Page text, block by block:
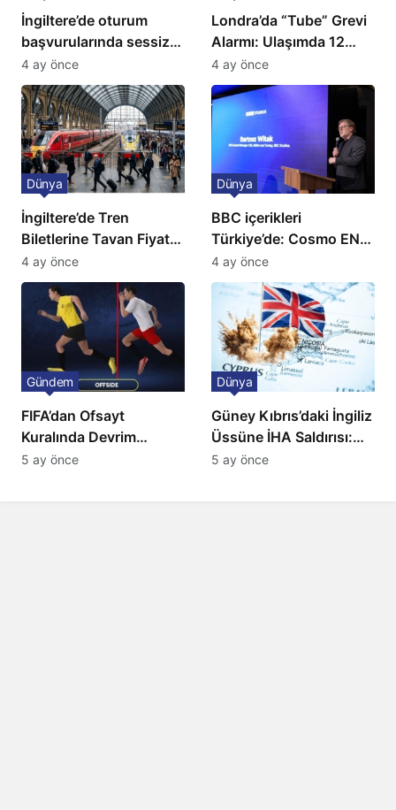
İngiltere’de oturum
başvurularında sessiz
kriz: Büyükelçilikten
açıklama!
4 ay önce
Londra’da “Tube” Grevi
Alarmı: Ulaşımda 12
Günlük Kaos Kapıda
4 ay önce
İngiltere’de Tren
Biletlerine Tavan Fiyat:
Ulaşımda Yeni
Düzenleme
Dünya
4 ay önce
BBC içerikleri
Türkiye’de: Cosmo EN
ve BBC Player yayında
Dünya
4 ay önce
FIFA’dan Ofsayt
Kuralında Devrim
Niteliğinde Onay
Gündem
5 ay önce
Güney Kıbrıs’daki İngiliz
Üssüne İHA Saldırısı:
Patlama, Sirenler ve
Dünya
5 ay önce